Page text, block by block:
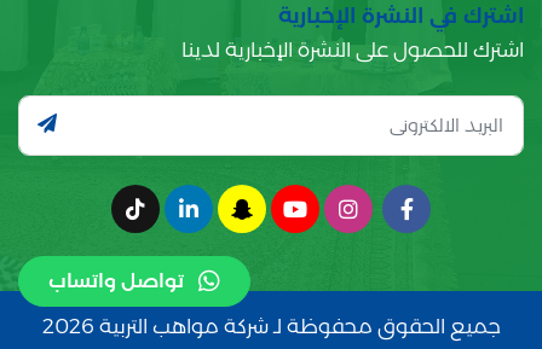
تواصل واتساب
اشترك في النشرة الإخبارية
اشترك للحصول على النشرة الإخبارية لدينا
جميع الحقوق محفوظة لـ شركة مواهب التربية 2026